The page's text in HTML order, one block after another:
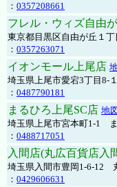
： 0357208661
フレル・ウィズ自由
東京都目黒区自由が丘１
： 0357263071
イオンモール上尾店
埼玉県上尾市愛宕3丁目8-
： 0487790181
まるひろ上尾SC店 地図
埼玉県上尾市宮本町1-1
： 0488717051
入間店(丸広百貨店入
埼玉県入間市豊岡1-6-12
： 0429606631